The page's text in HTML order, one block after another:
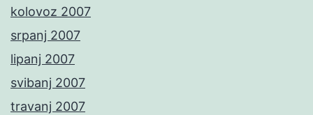
kolovoz 2007
srpanj 2007
lipanj 2007
svibanj 2007
travanj 2007